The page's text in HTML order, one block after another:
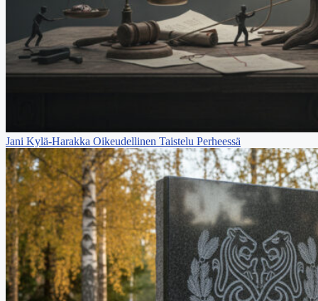
Jani Kylä-Harakka Oikeudellinen Taistelu Perheessä